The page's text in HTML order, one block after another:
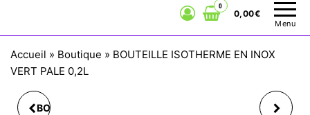
Menu
0
0,00€
Accueil » Boutique » BOUTEILLE ISOTHERME EN INOX
VERT PALE 0,2L
BOUTEILLE ISOTHERME